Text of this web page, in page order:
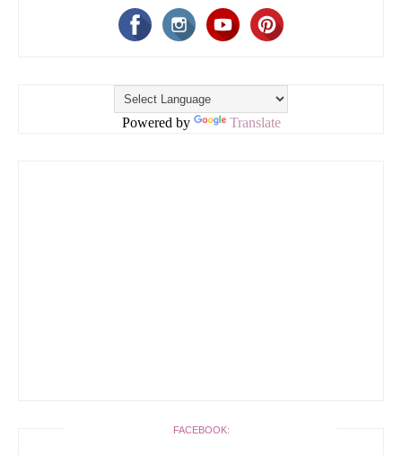
Powered by Translate
FACEBOOK: